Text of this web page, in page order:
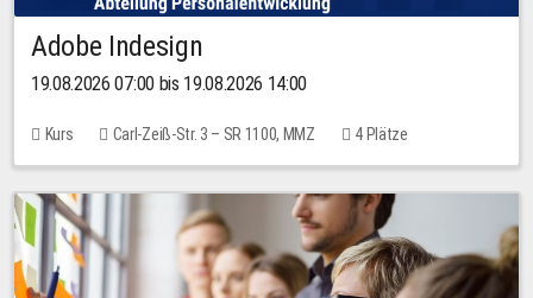
Adobe Indesign
19.08.2026 07:00 bis 19.08.2026 14:00
Kurs Carl-Zeiß-Str. 3 – SR 1100, MMZ 4 Plätze